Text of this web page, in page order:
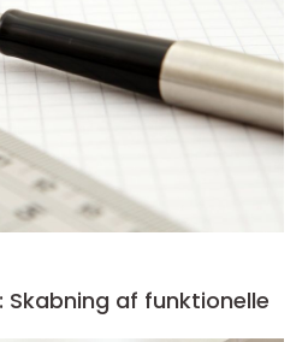
af funktionelle